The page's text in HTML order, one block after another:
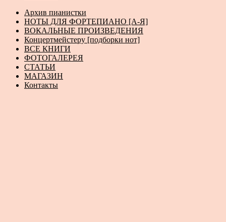
Архив пианистки
НОТЫ ДЛЯ ФОРТЕПИАНО [А-Я]
ВОКАЛЬНЫЕ ПРОИЗВЕДЕНИЯ
Концертмейстеру [подборки нот]
ВСЕ КНИГИ
ФОТОГАЛЕРЕЯ
СТАТЬИ
МАГАЗИН
Контакты